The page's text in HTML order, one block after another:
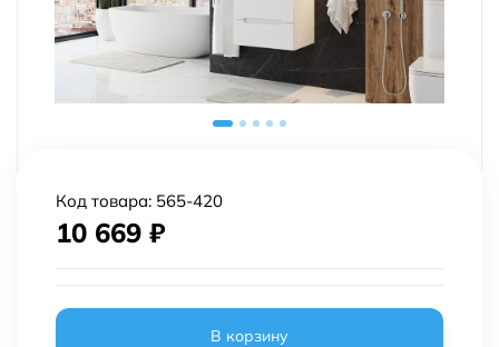
Код товара: 565-420
10 669 ₽
В корзину